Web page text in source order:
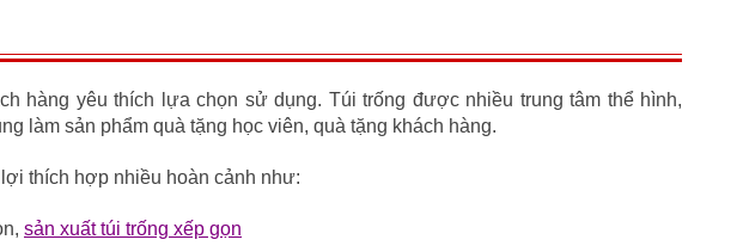
hàng yêu thích lựa chọn sử dụng. Túi trống được nhiều trung tâm thể hình,
làm sản phẩm quà tặng học viên, quà tặng khách hàng.
lợi thích hợp nhiều hoàn cảnh như:
sản xuất túi trống xếp gọn